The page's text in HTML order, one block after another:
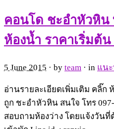
คอนโด ชะอำหัวหิน
ห้องน้ำ ราคาเริ่มต้
5 June 2015 · by team · in แน
อ่านรายละเอียดเพิ่มเติม คลิ๊ก
ถูก ชะอำหัวหิน สนใจ โทร
สอบถามห้องว่าง โดยแจ้งวัน